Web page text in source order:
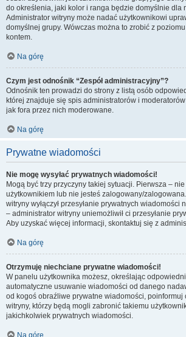
do określenia, jaki kolor i ranga będzie domyślnie dla
Administrator witryny może nadać użytkownikowi
domyślnej grupy. Wówczas można to zrobić z
kontem.
Na górę
Czym jest odnośnik “Zespół administracyjny”?
Odnośnik ten prowadzi do strony z listą osób
której znajduje się spis administratorów i
jak fora przez nich moderowane.
Na górę
Prywatne wiadomości
Nie mogę wysyłać prywatnych wiadomości!
Mogą być trzy przyczyny takiej sytuacji. Pierwsza –
użytkownikiem lub nie jesteś zalogowany/
witryny wyłączył przesyłanie prywatnych wiadomości
– administrator witryny uniemożliwił ci przesyłanie
Aby uzyskać więcej informacji, skontaktuj się z
Na górę
Otrzymuję niechciane prywatne wiadomości!
W panelu użytkownika możesz, określając
automatyczne usuwanie wiadomości od danego
od kogoś obraźliwe prywatne wiadomości, poinformuj
witryny, którzy będą mogli zabronić takiemu
jakichkolwiek prywatnych wiadomości.
Na górę